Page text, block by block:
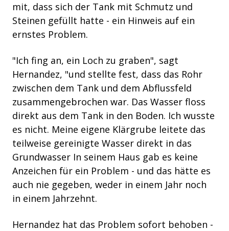
mit, dass sich der Tank mit Schmutz und
Steinen gefüllt hatte - ein Hinweis auf ein
ernstes Problem.
"Ich fing an, ein Loch zu graben", sagt
Hernandez, "und stellte fest, dass das Rohr
zwischen dem Tank und dem Abflussfeld
zusammengebrochen war. Das Wasser floss
direkt aus dem Tank in den Boden. Ich wusste
es nicht. Meine eigene Klärgrube leitete das
teilweise gereinigte Wasser direkt in das
Grundwasser In seinem Haus gab es keine
Anzeichen für ein Problem - und das hätte es
auch nie gegeben, weder in einem Jahr noch
in einem Jahrzehnt.
Hernandez hat das Problem sofort behoben -